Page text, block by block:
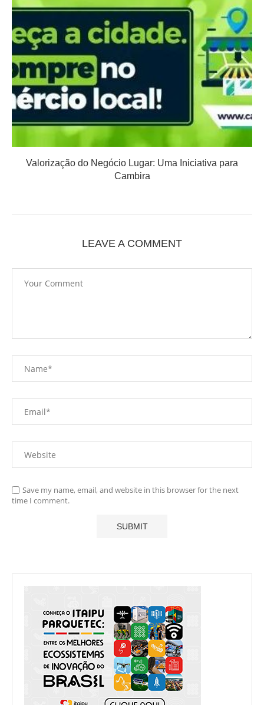
Valorização do Negócio Lugar: Uma Iniciativa para
Cambira
LEAVE A COMMENT
Save my name, email, and website in this browser for the next
time I comment.